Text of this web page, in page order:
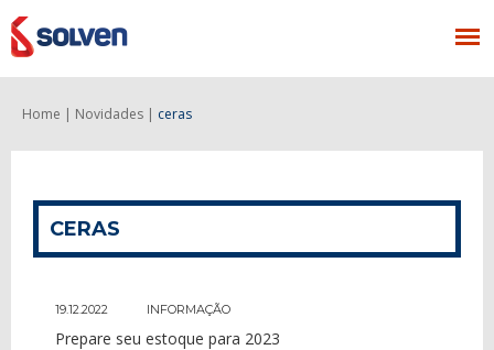
Home | Novidades | ceras
CERAS
19.12.2022 INFORMAÇÃO
Prepare seu estoque para 2023